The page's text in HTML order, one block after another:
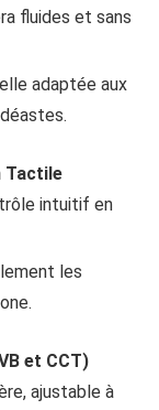
fluides et sans
adaptée aux
Tactile
intuitif en
les
et CCT)
ajustable à